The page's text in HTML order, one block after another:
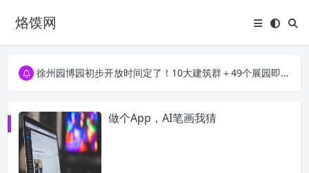
烙馍网16796个OpenClaw Skills合集下载｜总2.7G，压缩后仅738M，覆盖全场景技能
徐州园博园初步开放时间定了！10大建筑群＋49个展园即将亮相！
徐州园博园初步开放时间定了！10大建筑群＋49个展园即将亮相！
做个App，AI笔画我猜